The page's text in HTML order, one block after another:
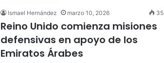
Ismael Hernández marzo 10, 2026 35
Reino Unido comienza misiones
defensivas en apoyo de los
Emiratos Árabes